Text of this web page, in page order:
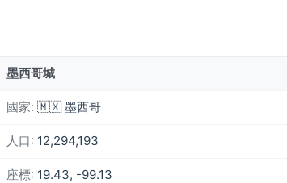
墨西哥城
國家: 🇲🇽 墨西哥
人口: 12,294,193
座標: 19.43, -99.13